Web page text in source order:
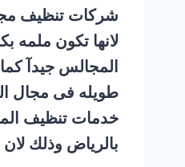
شركات تنظيف
لانها تكون ملمه
المجالس جيدآ
طويله فى مجال
خدمات تنظيف
بالرياض وذلك